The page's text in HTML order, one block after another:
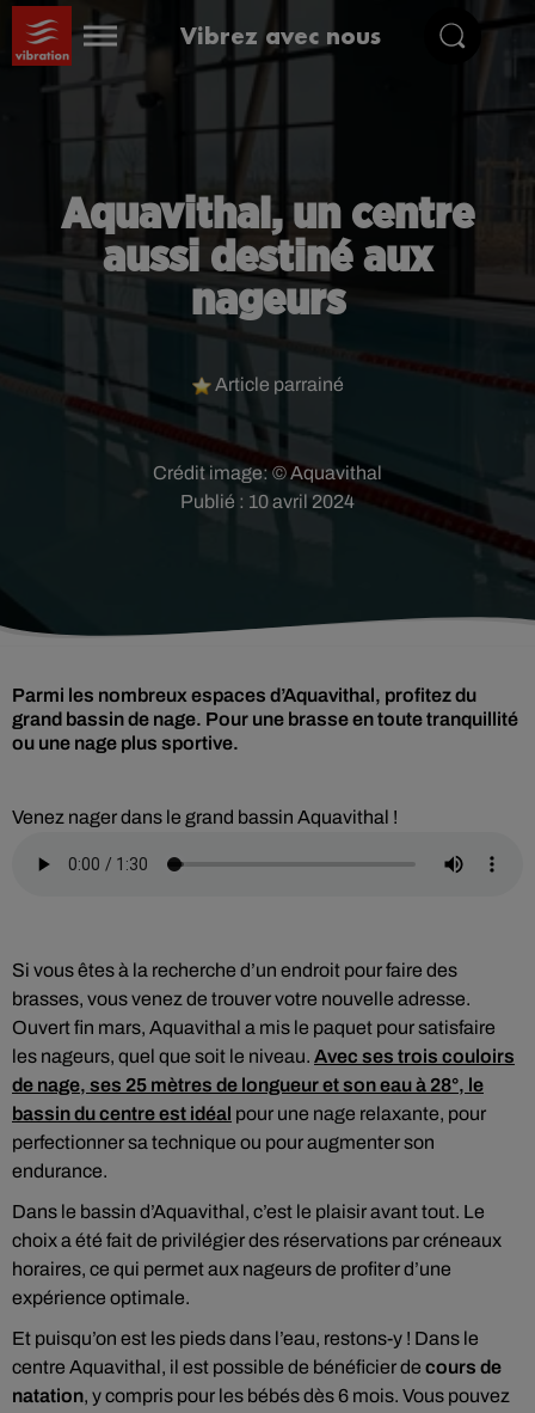
Vibrez avec nous
Aquavithal, un centre
aussi destiné aux
nageurs
Publié : 10 avril 2024
Article parrainé
Crédit image: © Aquavithal
Parmi les nombreux espaces d’Aquavithal, profitez du
grand bassin de nage. Pour une brasse en toute tranquillité
ou une nage plus sportive.
Venez nager dans le grand bassin Aquavithal !
Si vous êtes à la recherche d’un endroit pour faire des
brasses, vous venez de trouver votre nouvelle adresse.
Ouvert fin mars, Aquavithal a mis le paquet pour satisfaire
les nageurs, quel que soit le niveau. Avec ses trois couloirs
de nage, ses 25 mètres de longueur et son eau à 28°, le
bassin du centre est idéal pour une nage relaxante, pour
perfectionner sa technique ou pour augmenter son
endurance.
Dans le bassin d’Aquavithal, c’est le plaisir avant tout. Le
choix a été fait de privilégier des réservations par créneaux
horaires, ce qui permet aux nageurs de profiter d’une
expérience optimale.
Et puisqu’on est les pieds dans l’eau, restons-y ! Dans le
centre Aquavithal, il est possible de bénéficier de cours de
natation, y compris pour les bébés dès 6 mois. Vous pouvez